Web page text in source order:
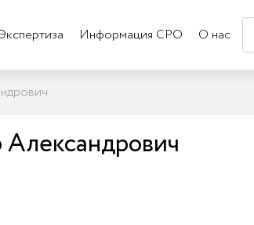
Информация СРО О нас